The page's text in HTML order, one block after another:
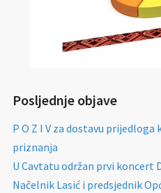
Posljednje objave
P O Z I V za dostavu
priznanja
U Cavtatu održan prvi koncert
Načelnik Lasić i predsjednik